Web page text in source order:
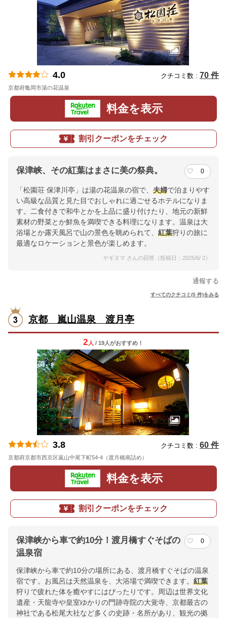
4.0 クチコミ数 : 70 件
京都府亀岡市湯の花温泉
料金を表示
割引クーポンをチェック
保津峡、その紅葉はまさに美の祭典。 0
「松園荘 保津川亭」は湯の花温泉の宿で、 夫婦で泊まりやす
い高級な品質と見た目でおしゃれに過ごせるホテルになりま
す。二食付きで和牛とかを上品に盛り付けたり、地元の新鮮
素材の野菜とか鮮魚を満喫できる料理になります。温泉は大
浴場とか露天風呂で山の景色を眺められて、 紅葉狩りの旅に
最適なロケーションと景色が楽しめます。
ヤギヌマ さんの回答（投稿日：2025/6/ 2）
通報する
すべてのクチコミ(5 件)をみる
京都 嵐山温泉 渡月亭
2 人 / 19人がおすすめ！
3.8 クチコミ数 : 60 件
京都府京都市西京区嵐山中尾下町54-4（渡月橋南詰め）
料金を表示
割引クーポンをチェック
保津峡から車で約10分！渡月橋すぐそばの
温泉宿
0
保津峡から車で約10分の場所にある、渡月橋すぐそばの温泉
宿です。お風呂は天然温泉を、大浴場で満喫できます。 紅葉
狩りで疲れた体を癒やすにはぴったりです。周辺は世界文化
遺産・天龍寺や皇室ゆかりの門跡寺院の大覚寺、京都最古の
神社である松尾大社など多くの史跡・名所があり、観光の拠